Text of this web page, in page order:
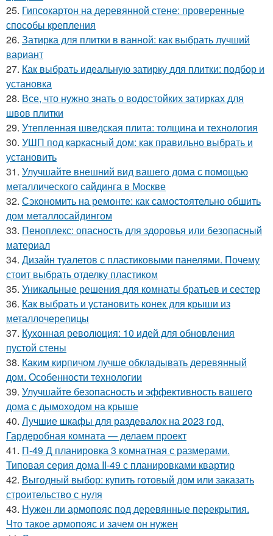
25. Гипсокартон на деревянной стене: проверенные
способы крепления
26. Затирка для плитки в ванной: как выбрать лучший
вариант
27. Как выбрать идеальную затирку для плитки: подбор и
установка
28. Все, что нужно знать о водостойких затирках для
швов плитки
29. Утепленная шведская плита: толщина и технология
30. УШП под каркасный дом: как правильно выбрать и
установить
31. Улучшайте внешний вид вашего дома с помощью
металлического сайдинга в Москве
32. Сэкономить на ремонте: как самостоятельно обшить
дом металлосайдингом
33. Пеноплекс: опасность для здоровья или безопасный
материал
34. Дизайн туалетов с пластиковыми панелями. Почему
стоит выбрать отделку пластиком
35. Уникальные решения для комнаты братьев и сестер
36. Как выбрать и установить конек для крыши из
металлочерепицы
37. Кухонная революция: 10 идей для обновления
пустой стены
38. Каким кирпичом лучше обкладывать деревянный
дом. Особенности технологии
39. Улучшайте безопасность и эффективность вашего
дома с дымоходом на крыше
40. Лучшие шкафы для раздевалок на 2023 год.
Гардеробная комната — делаем проект
41. П-49 Д планировка 3 комнатная с размерами.
Типовая серия дома II-49 с планировками квартир
42. Выгодный выбор: купить готовый дом или заказать
строительство с нуля
43. Нужен ли армопояс под деревянные перекрытия.
Что такое армопояс и зачем он нужен